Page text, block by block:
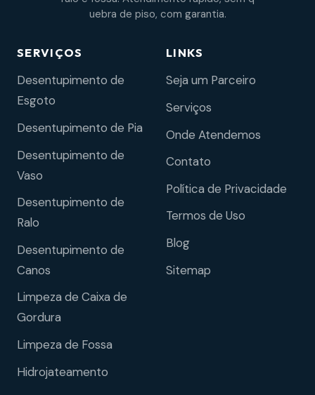
uebra de piso, com garantia.
SERVIÇOS
Desentupimento de
Esgoto
Desentupimento de Pia
Desentupimento de
Vaso
Desentupimento de
Ralo
Desentupimento de
Canos
Limpeza de Caixa de
Gordura
Limpeza de Fossa
Hidrojateamento
LINKS
Seja um Parceiro
Serviços
Onde Atendemos
Contato
Política de Privacidade
Termos de Uso
Blog
Sitemap